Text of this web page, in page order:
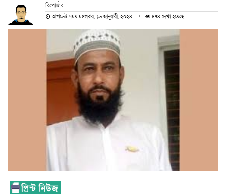
রিপোর্টার
আপডেট সময় মঙ্গলবার, ১৬ জানুয়ারী, ২০২৪ ৪৭৪ দেখা হয়েছে